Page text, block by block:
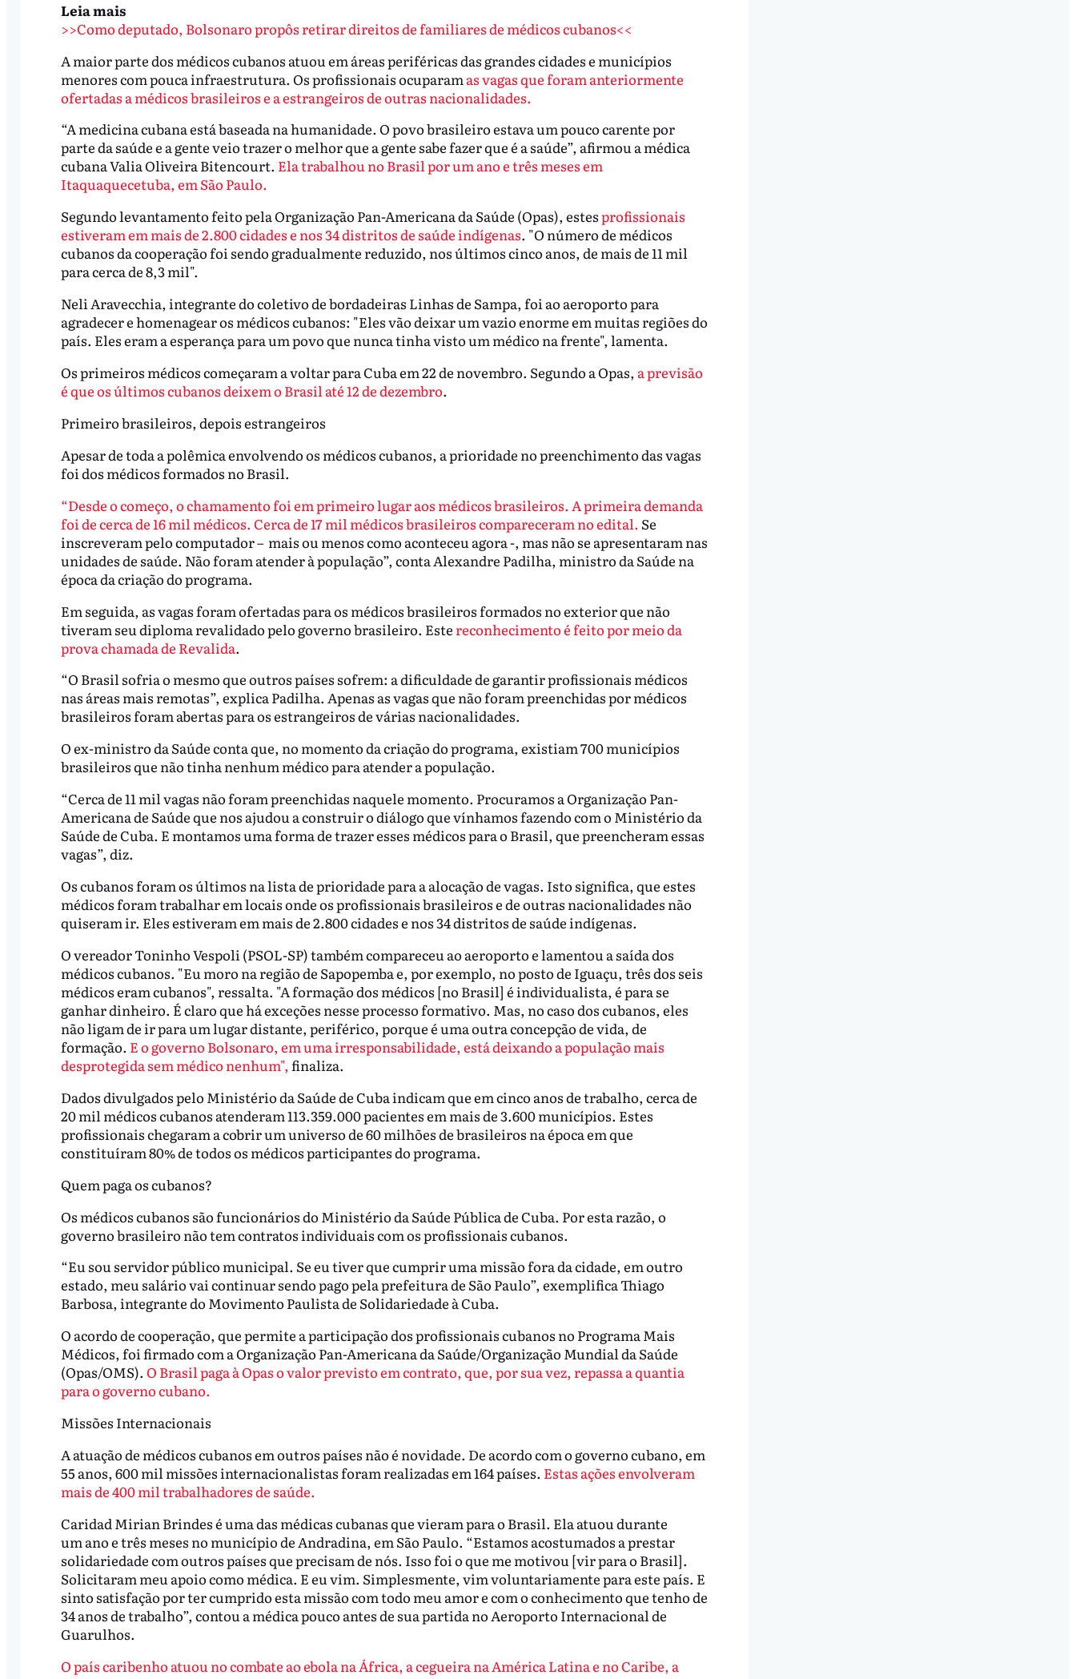
Leia mais
>>Como deputado, Bolsonaro propôs retirar direitos de familiares de médicos cubanos<<
A maior parte dos médicos cubanos atuou em áreas periféricas das grandes cidades e municípios
menores com pouca infraestrutura. Os profissionais ocuparam as vagas que foram anteriormente
ofertadas a médicos brasileiros e a estrangeiros de outras nacionalidades.
“A medicina cubana está baseada na humanidade. O povo brasileiro estava um pouco carente por
parte da saúde e a gente veio trazer o melhor que a gente sabe fazer que é a saúde”, afirmou a médica
cubana Valia Oliveira Bitencourt. Ela trabalhou no Brasil por um ano e três meses em
Itaquaquecetuba, em São Paulo.
Segundo levantamento feito pela Organização Pan-Americana da Saúde (Opas), estesprofissionais
estiveram em mais de 2.800 cidades e nos 34 distritos de saúde indígenas. "O número de médicos
cubanos da cooperação foi sendo gradualmente reduzido, nos últimos cinco anos, de mais de 11 mil
para cerca de 8,3 mil".
Neli Aravecchia, integrante do coletivo de bordadeiras Linhas de Sampa, foi ao aeroporto para
agradecer e homenagear os médicos cubanos: "Eles vão deixar um vazio enorme em muitas regiões do
país. Eles eram a esperança para um povo que nunca tinha visto um médico na frente", lamenta.
Os primeiros médicos começaram a voltar para Cuba em 22 de novembro. Segundo a Opas, a previsão
é que os últimos cubanos deixem o Brasil até 12 de dezembro.
Primeiro brasileiros, depois estrangeiros
Apesar de toda a polêmica envolvendo os médicos cubanos, a prioridade no preenchimento das vagas
foi dos médicos formados no Brasil.
“Desde o começo, o chamamento foi em primeiro lugar aos médicos brasileiros. A primeira demanda
foi de cerca de 16 mil médicos. Cerca de 17 mil médicos brasileiros compareceram no edital. Se
inscreveram pelo computador – mais ou menos como aconteceu agora -, mas não se apresentaram nas
unidades de saúde. Não foram atender à população”, conta Alexandre Padilha, ministro da Saúde na
época da criação do programa.
Em seguida, as vagas foram ofertadas para os médicos brasileiros formados no exterior que não
tiveram seu diploma revalidado pelo governo brasileiro. Este reconhecimento é feito por meio da
prova chamada de Revalida.
“O Brasil sofria o mesmo que outros países sofrem: a dificuldade de garantir profissionais médicos
nas áreas mais remotas”, explica Padilha. Apenas as vagas que não foram preenchidas por médicos
brasileiros foram abertas para os estrangeiros de várias nacionalidades.
O ex-ministro da Saúde conta que, no momento da criação do programa, existiam 700 municípios
brasileiros que não tinha nenhum médico para atender a população.
“Cerca de 11 mil vagas não foram preenchidas naquele momento. Procuramos a Organização Pan-
Americana de Saúde que nos ajudou a construir o diálogo que vínhamos fazendo com o Ministério da
Saúde de Cuba. E montamos uma forma de trazer esses médicos para o Brasil, que preencheram essas
vagas”, diz.
Os cubanos foram os últimos na lista de prioridade para a alocação de vagas. Isto significa, que estes
médicos foram trabalhar em locais onde os profissionais brasileiros e de outras nacionalidades não
quiseram ir. Eles estiveram em mais de 2.800 cidades e nos 34 distritos de saúde indígenas.
O vereador Toninho Vespoli (PSOL-SP) também compareceu ao aeroporto e lamentou a saída dos
médicos cubanos. "Eu moro na região de Sapopemba e, por exemplo, no posto de Iguaçu, três dos seis
médicos eram cubanos", ressalta. "A formação dos médicos [no Brasil] é individualista, é para se
ganhar dinheiro. É claro que há exceções nesse processo formativo. Mas, no caso dos cubanos, eles
não ligam de ir para um lugar distante, periférico, porque é uma outra concepção de vida, de
formação. E o governo Bolsonaro, em uma irresponsabilidade, está deixando a população mais
desprotegida sem médico nenhum", finaliza.
Dados divulgados pelo Ministério da Saúde de Cuba indicam que em cinco anos de trabalho, cerca de
20 mil médicos cubanos atenderam 113.359.000 pacientes em mais de 3.600 municípios. Estes
profissionais chegaram a cobrir um universo de 60 milhões de brasileiros na época em que
constituíram 80% de todos os médicos participantes do programa.
Quem paga os cubanos?
Os médicos cubanos são funcionários do Ministério da Saúde Pública de Cuba. Por esta razão, o
governo brasileiro não tem contratos individuais com os profissionais cubanos.
“Eu sou servidor público municipal. Se eu tiver que cumprir uma missão fora da cidade, em outro
estado, meu salário vai continuar sendo pago pela prefeitura de São Paulo”, exemplifica Thiago
Barbosa, integrante do Movimento Paulista de Solidariedade à Cuba.
O acordo de cooperação, que permite a participação dos profissionais cubanos no Programa Mais
Médicos, foi firmado com a Organização Pan-Americana da Saúde/Organização Mundial da Saúde
(Opas/OMS). O Brasil paga à Opas o valor previsto em contrato, que, por sua vez, repassa a quantia
para o governo cubano.
Missões Internacionais
A atuação de médicos cubanos em outros países não é novidade. De acordo com o governo cubano, em
55 anos, 600 mil missões internacionalistas foram realizadas em 164 países. Estas ações envolveram
mais de 400 mil trabalhadores de saúde.
Caridad Mirian Brindes é uma das médicas cubanas que vieram para o Brasil. Ela atuou durante
um ano e três meses no município de Andradina, em São Paulo. “Estamos acostumados a prestar
solidariedade com outros países que precisam de nós. Isso foi o que me motivou [vir para o Brasil].
Solicitaram meu apoio como médica. E eu vim. Simplesmente, vim voluntariamente para este país. E
sinto satisfação por ter cumprido esta missão com todo meu amor e com o conhecimento que tenho de
34 anos de trabalho”, contou a médica pouco antes de sua partida no Aeroporto Internacional de
Guarulhos.
O país caribenho atuou no combate ao ebola na África, a cegueira na América Latina e no Caribe, a